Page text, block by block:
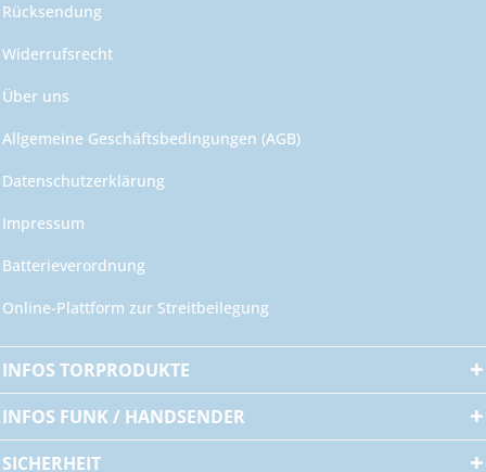
Rücksendung
Widerrufsrecht
Über uns
Allgemeine Geschäftsbedingungen (AGB)
Datenschutzerklärung
Impressum
Batterieverordnung
Online-Plattform zur Streitbeilegung
INFOS TORPRODUKTE
INFOS FUNK / HANDSENDER
SICHERHEIT